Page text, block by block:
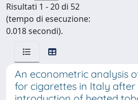
Risultati 1 - 20 di 52
(tempo di esecuzione:
0.018 secondi).
An econometric analysis
for cigarettes in Italy after